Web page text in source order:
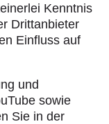
Kenntnis
Drittanbieter
Einfluss auf
und
sowie
Sie in der